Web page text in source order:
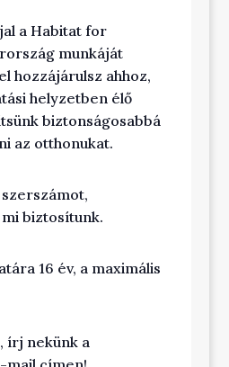
a Habitat for
munkáját
hozzájárulsz ahhoz,
helyzetben élő
biztonságosabbá
az otthonukat.
biztosítunk.
16 év, a maximális
írj nekünk a